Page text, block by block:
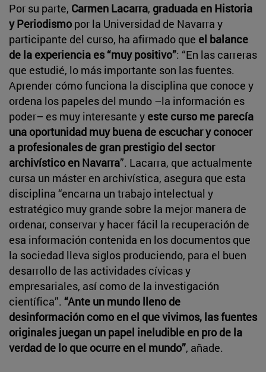
Por su parte, Carmen Lacarra, graduada en Historia
y Periodismo por la Universidad de Navarra y
participante del curso, ha afirmado que el balance
de la experiencia es “muy positivo”: “En las carreras
que estudié, lo más importante son las fuentes.
Aprender cómo funciona la disciplina que conoce y
ordena los papeles del mundo –la información es
poder– es muy interesante y este curso me parecía
una oportunidad muy buena de escuchar y conocer
a profesionales de gran prestigio del sector
archivístico en Navarra”. Lacarra, que actualmente
cursa un máster en archivística, asegura que esta
disciplina “encarna un trabajo intelectual y
estratégico muy grande sobre la mejor manera de
ordenar, conservar y hacer fácil la recuperación de
esa información contenida en los documentos que
la sociedad lleva siglos produciendo, para el buen
desarrollo de las actividades cívicas y
empresariales, así como de la investigación
científica”. “Ante un mundo lleno de
desinformación como en el que vivimos, las fuentes
originales juegan un papel ineludible en pro de la
verdad de lo que ocurre en el mundo”, añade.